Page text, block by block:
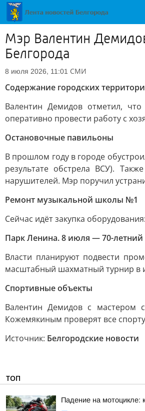
Мэр Валентин
Белгорода
8 июля 2026, 11:01 СМИ
Содержание городских
Валентин Демидов отметил,
оперативно провести работу с
Остановочные павильоны
В прошлом году в городе
результате обстрела ВСУ).
нарушителей. Мэр поручил
Ремонт музыкальной школы №1
Сейчас идёт закупка
Парк Ленина. 8 июля — 70-
Власти планируют подвести
масштабный шахматный турнир в
Спортивные объекты
Валентин Демидов с мастером
Кожемякиным проверят все
Источник: Белгородские новости
ТОП
Падение на мотоцикле: